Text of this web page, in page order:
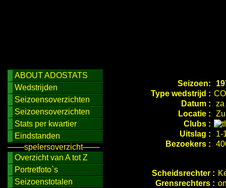
ABOUT ADOSTATS
Wedstrijden
Seizoensoverzichten
Seizoensoverzichten
Stats per kwartier
Eindstanden
───spelersoverzicht───
Overzicht van A tot Z
Portretfoto`s
Seizoenstotalen
Seizoen:
Type wedstrijd :
Datum :
za
Locatie :
Clubs :
Uitslag :
1-
Bezoekers :
Scheidsrechter :
Grensrechters :